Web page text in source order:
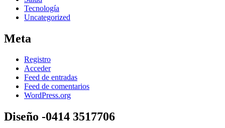
Tecnología
Uncategorized
Meta
Registro
Acceder
Feed de entradas
Feed de comentarios
WordPress.org
Diseño -0414 3517706